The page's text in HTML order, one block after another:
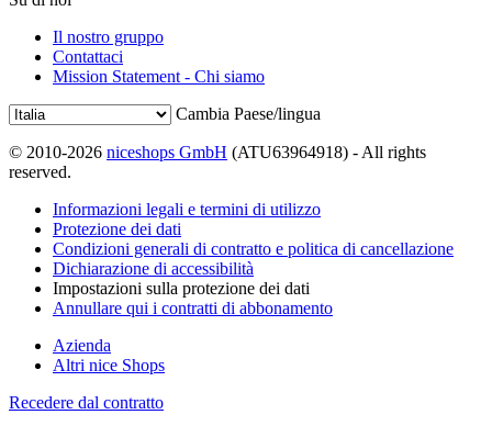
Il nostro gruppo
Contattaci
Mission Statement - Chi siamo
Cambia Paese/lingua
© 2010-2026 niceshops GmbH (ATU63964918) - All rights
reserved.
Informazioni legali e termini di utilizzo
Protezione dei dati
Condizioni generali di contratto e politica di cancellazione
Dichiarazione di accessibilità
Impostazioni sulla protezione dei dati
Annullare qui i contratti di abbonamento
Azienda
Altri nice Shops
Recedere dal contratto